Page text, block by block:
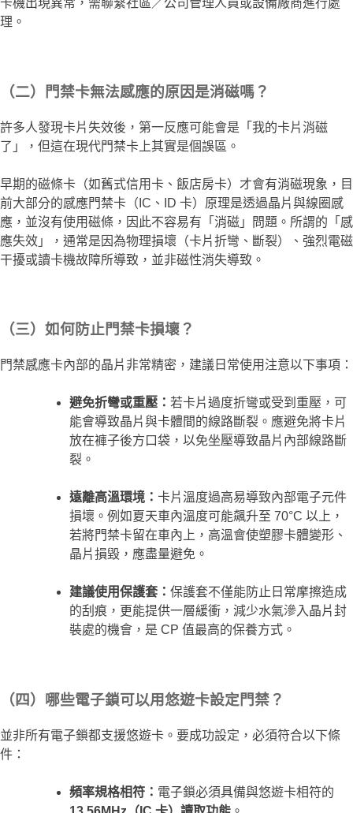
卡機出現異常，需聯繫社區／公司管理人員或設備廠商進行處
理。
（二）門禁卡無法感應的原因是消磁嗎？
許多人發現卡片失效後，第一反應可能會是「我的卡片消磁
了」，但這在現代門禁卡上其實是個誤區。
早期的磁條卡（如舊式信用卡、飯店房卡）才會有消磁現象，目
前大部分的感應門禁卡（IC、ID 卡）原理是透過晶片與線圈感
應，並沒有使用磁條，因此不容易有「消磁」問題。所謂的「感
應失效」，通常是因為物理損壞（卡片折彎、斷裂）、強烈電磁
干擾或讀卡機故障所導致，並非磁性消失導致。
（三）如何防止門禁卡損壞？
門禁感應卡內部的晶片非常精密，建議日常使用注意以下事項：
避免折彎或重壓： 若卡片過度折彎或受到重壓，可
能會導致晶片與卡體間的線路斷裂。應避免將卡片
放在褲子後方口袋，以免坐壓導致晶片內部線路斷
裂。
遠離高溫環境： 卡片溫度過高易導致內部電子元件
損壞。例如夏天車內溫度可能飆升至 70°C 以上，
若將門禁卡留在車內上，高溫會使塑膠卡體變形、
晶片損毀，應盡量避免。
建議使用保護套： 保護套不僅能防止日常摩擦造成
的刮痕，更能提供一層緩衝，減少水氣滲入晶片封
裝處的機會，是 CP 值最高的保養方式。
（四）哪些電子鎖可以用悠遊卡設定門禁？
並非所有電子鎖都支援悠遊卡。要成功設定，必須符合以下條
件：
頻率規格相符： 電子鎖必須具備與悠遊卡相符的